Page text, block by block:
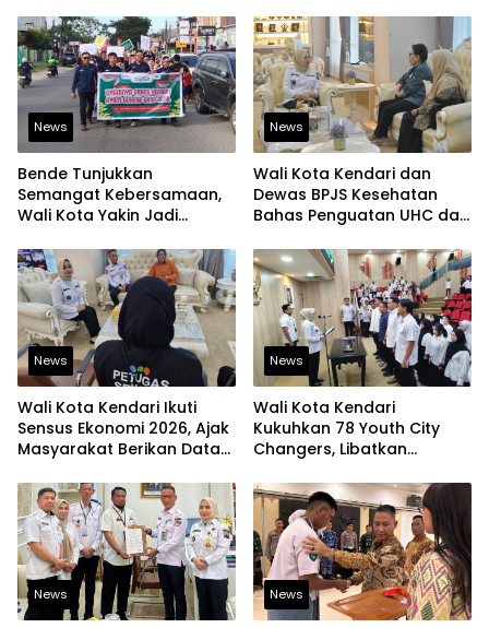
dan Berjiwa Pemimpin
Bangun Infrastruktur
Berintegritas
News
Bende Tunjukkan
Semangat Kebersamaan,
Wali Kota Yakin Jadi
Lain
News
Wali Kota Kendari dan
Dewas BPJS Kesehatan
Bahas Penguatan UHC dan
Kesehatan
News
Wali Kota Kendari Ikuti
Sensus Ekonomi 2026, Ajak
Masyarakat Berikan Data
News
Wali Kota Kendari
Kukuhkan 78 Youth City
Changers, Libatkan
Perubahan Kota
News News